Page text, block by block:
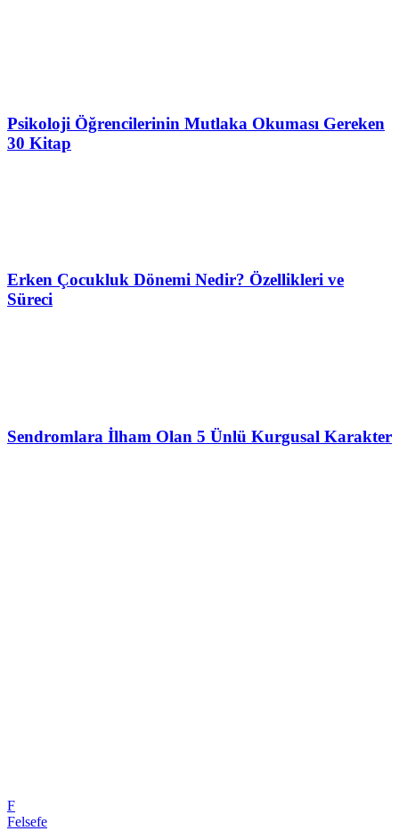
Psikoloji Öğrencilerinin Mutlaka Okuması Gereken
30 Kitap
Erken Çocukluk Dönemi Nedir? Özellikleri ve
Süreci
Sendromlara İlham Olan 5 Ünlü Kurgusal Karakter
F
Felsefe